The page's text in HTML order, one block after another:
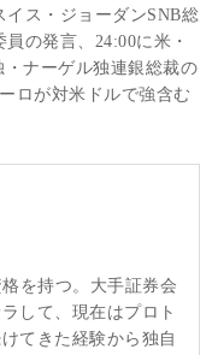
イス・ジョーダンSNB総
の発言、24:00に米・
・ナーゲル独連銀総裁の
ロが対米ドルで強含む
を持つ。大手証券会
して、現在はプロト
てきた経験から独自